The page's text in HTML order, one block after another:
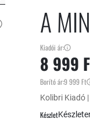
A
Kiadói ár:
8 999
Borító ár:9 999 Ft
Kolibri Kiadó
Készlet